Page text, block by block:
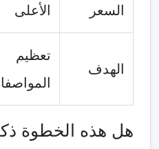
السعر الأعلى
الهدف
تعظيم
هل هذه الخطوة